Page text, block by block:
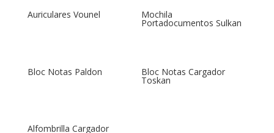
Auriculares Vounel Mochila
Portadocumentos Sulkan
Bloc Notas Paldon Bloc Notas Cargador
Toskan
Alfombrilla Cargador